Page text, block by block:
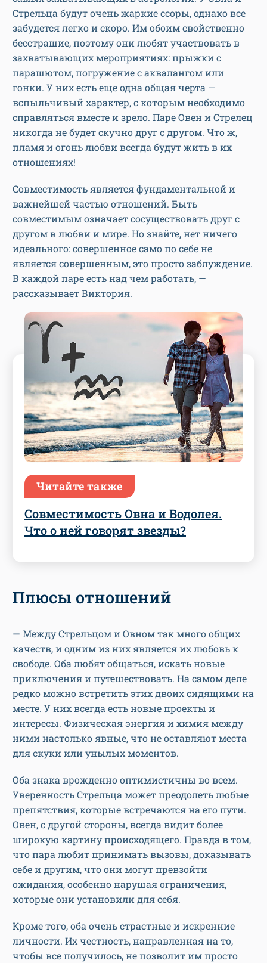
Стрельца будут очень жаркие ссоры, однако все
забудется легко и скоро. Им обоим свойственно
бесстрашие, поэтому они любят участвовать в
захватывающих мероприятиях: прыжки с
парашютом, погружение с аквалангом или
гонки. У них есть еще одна общая черта —
вспыльчивый характер, с которым необходимо
справляться вместе и зрело. Паре Овен и Стрелец
никогда не будет скучно друг с другом. Что ж,
пламя и огонь любви всегда будут жить в их
отношениях!
Совместимость является фундаментальной и
важнейшей частью отношений. Быть
совместимым означает сосуществовать друг с
другом в любви и мире. Но знайте, нет ничего
идеального: совершенное само по себе не
является совершенным, это просто заблуждение.
В каждой паре есть над чем работать, —
рассказывает Виктория.
Читайте также
Совместимость Овна и Водолея.
Что о ней говорят звезды?
Плюсы отношений
— Между Стрельцом и Овном так много общих
качеств, и одним из них является их любовь к
свободе. Оба любят общаться, искать новые
приключения и путешествовать. На самом деле
редко можно встретить этих двоих сидящими на
месте. У них всегда есть новые проекты и
интересы. Физическая энергия и химия между
ними настолько явные, что не оставляют места
для скуки или унылых моментов.
Оба знака врожденно оптимистичны во всем.
Уверенность Стрельца может преодолеть любые
препятствия, которые встречаются на его пути.
Овен, с другой стороны, всегда видит более
широкую картину происходящего. Правда в том,
что пара любит принимать вызовы, доказывать
себе и другим, что они могут превзойти
ожидания, особенно нарушая ограничения,
которые они установили для себя.
Кроме того, оба очень страстные и искренние
личности. Их честность, направленная на то,
чтобы все получилось, не позволит им просто